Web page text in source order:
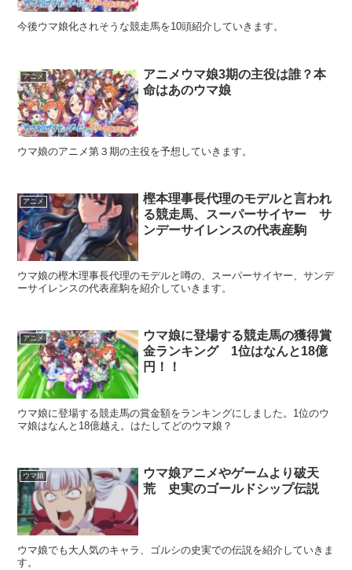
今後ウマ娘化されそうな競走馬を10頭紹介していきます。
アニメ
アニメウマ娘3期の主役は誰？本
命はあのウマ娘
ウマ娘のアニメ第３期の主役を予想していきます。
アニメ
樫本理事長代理のモデルと言われ
る競走馬、スーパーサイヤー サ
ンデーサイレンスの代表産駒
ウマ娘の樫木理事長代理のモデルと噂の、スーパーサイヤー、サンデ
ーサイレンスの代表産駒を紹介していきます。
アニメ
ウマ娘に登場する競走馬の獲得賞
金ランキング 1位はなんと18億
円！！
ウマ娘に登場する競走馬の賞金額をランキングにしました。1位のウ
マ娘はなんと18億越え。はたしてどのウマ娘？
ウマ娘
ウマ娘アニメやゲームより破天
荒 史実のゴールドシップ伝説
ウマ娘でも大人気のキャラ、ゴルシの史実での伝説を紹介していきま
す。